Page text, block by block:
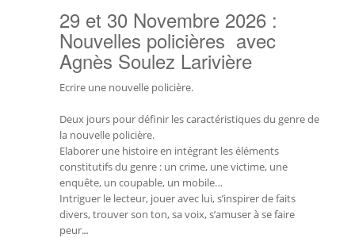
29 et 30 Novembre 2026 :
Nouvelles policières avec
Agnès Soulez Larivière
Ecrire une nouvelle policière.
Deux jours pour définir les caractéristiques du genre de
la nouvelle policière.
Elaborer une histoire en intégrant les éléments
constitutifs du genre : un crime, une victime, une
enquête, un coupable, un mobile…
Intriguer le lecteur, jouer avec lui, s’inspirer de faits
divers, trouver son ton, sa voix, s’amuser à se faire
peur...